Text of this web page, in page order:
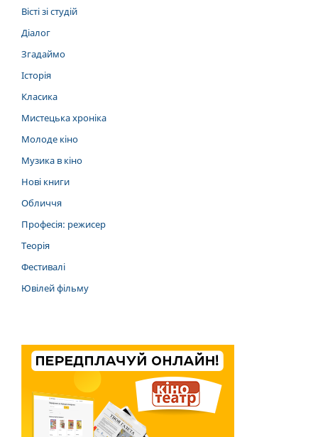
Вісті зі студій
Діалог
Згадаймо
Історія
Класика
Мистецька хроніка
Молоде кіно
Музика в кіно
Нові книги
Обличчя
Професія: режисер
Теорія
Фестивалі
Ювілей фільму